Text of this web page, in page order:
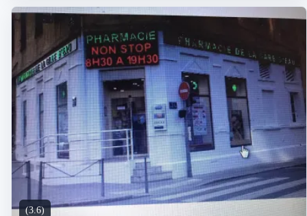
(3.6)